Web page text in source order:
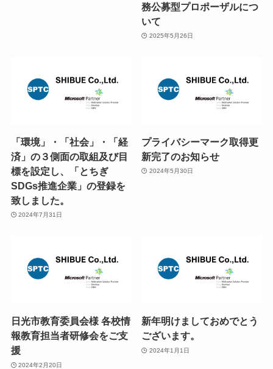
務公募型プロポーザルにつ
いて
2025年5月26日
「環境」・「社会」・「経
済」の３側面の取組及び目
標を設定し、「とちぎ
SDGs推進企業」の登録を
致しました。
2024年7月31日
プライバシーマーク取得更
新完了のお知らせ
2024年5月30日
日光市教育委員会様 各校情
報教育担当者研修会をご支
援
2024年2月20日
新年明けましておめでとう
ございます。
2024年1月1日